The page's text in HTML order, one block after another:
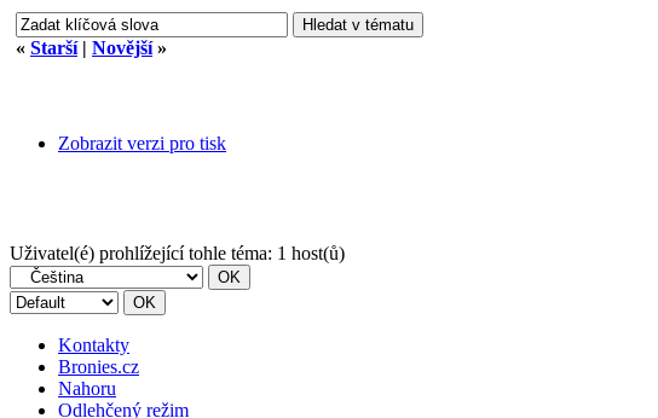
« Starší| Novější»
Zobrazit verzi pro tisk
Uživatel(é) prohlížející tohle téma: 1 host(ů)
Kontakty
Bronies.cz
Nahoru
Odlehčený režim